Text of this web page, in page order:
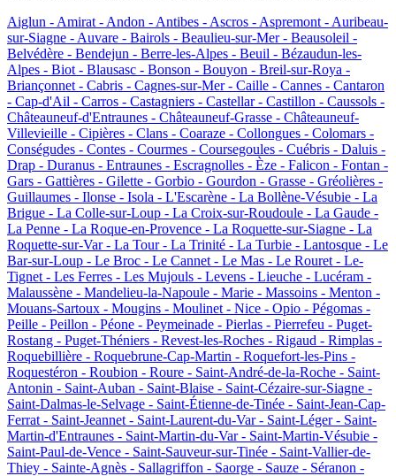
Aiglun - Amirat - Andon - Antibes - Ascros - Aspremont - Auribeau-
sur-Siagne - Auvare - Bairols - Beaulieu-sur-Mer - Beausoleil -
Belvédère - Bendejun - Berre-les-Alpes - Beuil - Bézaudun-les-
Alpes - Biot - Blausasc - Bonson - Bouyon - Breil-sur-Roya -
Briançonnet - Cabris - Cagnes-sur-Mer - Caille - Cannes - Cantaron
- Cap-d'Ail - Carros - Castagniers - Castellar - Castillon - Caussols -
Châteauneuf-d'Entraunes - Châteauneuf-Grasse - Châteauneuf-
Villevieille - Cipières - Clans - Coaraze - Collongues - Colomars -
Conségudes - Contes - Courmes - Coursegoules - Cuébris - Daluis -
Drap - Duranus - Entraunes - Escragnolles - Èze - Falicon - Fontan -
Gars - Gattières - Gilette - Gorbio - Gourdon - Grasse - Gréolières -
Guillaumes - Ilonse - Isola - L'Escarène - La Bollène-Vésubie - La
Brigue - La Colle-sur-Loup - La Croix-sur-Roudoule - La Gaude -
La Penne - La Roque-en-Provence - La Roquette-sur-Siagne - La
Roquette-sur-Var - La Tour - La Trinité - La Turbie - Lantosque - Le
Bar-sur-Loup - Le Broc - Le Cannet - Le Mas - Le Rouret - Le-
Tignet - Les Ferres - Les Mujouls - Levens - Lieuche - Lucéram -
Malaussène - Mandelieu-la-Napoule - Marie - Massoins - Menton -
Mouans-Sartoux - Mougins - Moulinet - Nice - Opio - Pégomas -
Peille - Peillon - Péone - Peymeinade - Pierlas - Pierrefeu - Puget-
Rostang - Puget-Théniers - Revest-les-Roches - Rigaud - Rimplas -
Roquebillière - Roquebrune-Cap-Martin - Roquefort-les-Pins -
Roquestéron - Roubion - Roure - Saint-André-de-la-Roche - Saint-
Antonin - Saint-Auban - Saint-Blaise - Saint-Cézaire-sur-Siagne -
Saint-Dalmas-le-Selvage - Saint-Étienne-de-Tinée - Saint-Jean-Cap-
Ferrat - Saint-Jeannet - Saint-Laurent-du-Var - Saint-Léger - Saint-
Martin-d'Entraunes - Saint-Martin-du-Var - Saint-Martin-Vésubie -
Saint-Paul-de-Vence - Saint-Sauveur-sur-Tinée - Saint-Vallier-de-
Thiey - Sainte-Agnès - Sallagriffon - Saorge - Sauze - Séranon -